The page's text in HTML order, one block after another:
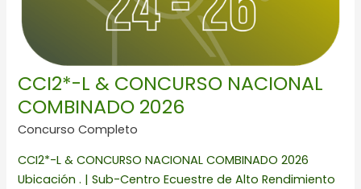
CCI2*-L & CONCURSO NACIONAL
COMBINADO 2026
Concurso Completo
CCI2*-L & CONCURSO NACIONAL COMBINADO 2026
Ubicación . | Sub-Centro Ecuestre de Alto Rendimiento